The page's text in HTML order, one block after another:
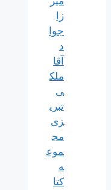
زا
جوا
آقا
ملک
ی
تبری
زی
مج
موع
ه
کتا